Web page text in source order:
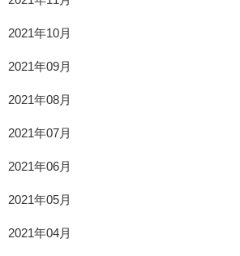
2021年10月
2021年09月
2021年08月
2021年07月
2021年06月
2021年05月
2021年04月